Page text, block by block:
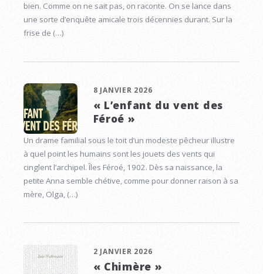
bien. Comme on ne sait pas, on raconte. On se lance dans
une sorte d’enquête amicale trois décennies durant. Sur la
frise de (…)
8 JANVIER 2026
« L’enfant du vent des
Féroé »
Un drame familial sous le toit d’un modeste pêcheur illustre
à quel point les humains sont les jouets des vents qui
cinglent l’archipel. Îles Féroé, 1902. Dès sa naissance, la
petite Anna semble chétive, comme pour donner raison à sa
mère, Olga, (…)
2 JANVIER 2026
« Chimère »